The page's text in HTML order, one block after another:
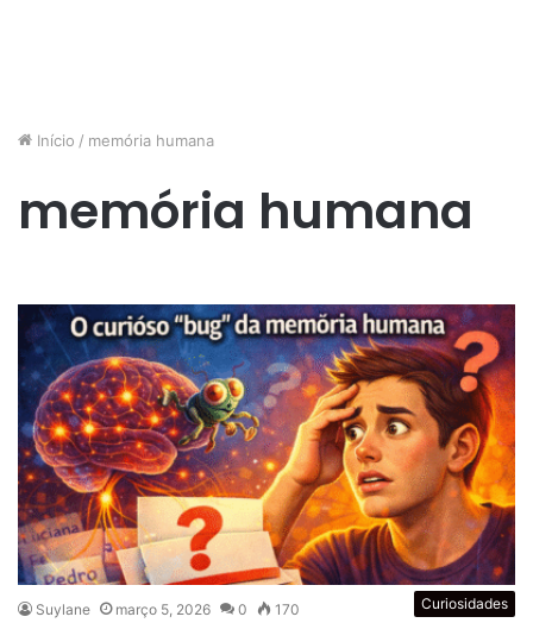
Início / memória humana
memória humana
Curiosidades
Suylane março 5, 2026 0 170